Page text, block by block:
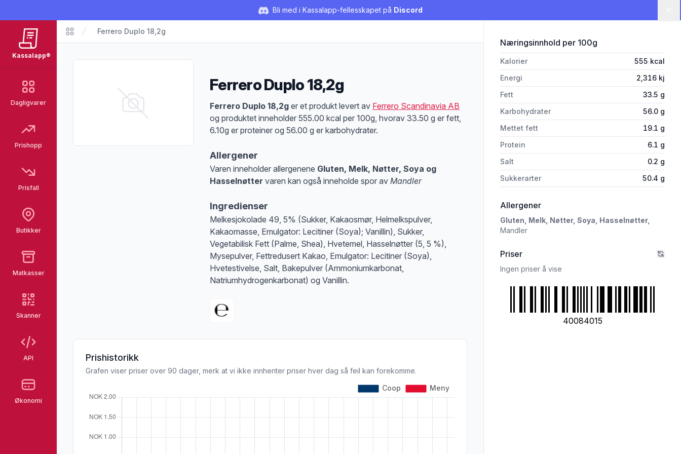
Bli med i Kassalapp-fellesskapet på Discord
Kassalapp®
Dagligvarer
Prishopp
Prisfall
Butikker
Matkasser
Skanner
API
Økonomi
Matvarer
Ferrero Duplo 18,2g
Ferrero Duplo 18,2g
Produktbeskrivelse
Ferrero Duplo 18,2g er et produkt levert av Ferrero Scandinavia AB
og produktet inneholder 555.00 kcal per 100g, hvorav 33.50 g er fett,
6.10g er proteiner og 56.00 g er karbohydrater.
Allergener
Varen inneholder allergenene Gluten, Melk, Nøtter, Soya og
Hasselnøtter varen kan også inneholde spor av Mandler
Ingredienser
Melkesjokolade 49, 5% (Sukker, Kakaosmør, Helmelkspulver,
Kakaomasse, Emulgator: Lecitiner (Soya); Vanillin), Sukker,
Vegetabilisk Fett (Palme, Shea), Hvetemel, Hasselnøtter (5, 5 %),
Mysepulver, Fettredusert Kakao, Emulgator: Lecitiner (Soya),
Hvetestivelse, Salt, Bakepulver (Ammoniumkarbonat,
Natriumhydrogenkarbonat) og Vanillin.
Prishistorikk
Grafen viser priser over 90 dager, merk at vi ikke innhenter priser hver dag så feil kan forekomme.
Næringsinnhold for 'Ferrero Duplo 18,2g'
per 100g
Kalorier 555 kcal
Energi
2,316 kj
Fett
33.5 g
Karbohydrater
56.0 g
Mettet fett
19.1 g
Protein
6.1 g
Salt
0.2 g
Sukkerarter
50.4 g
Allergeneri 'Ferrero Duplo 18,2g'
Gluten, Melk, Nøtter, Soya, Hasselnøtter,
Mandler
Priser
Ingen priser å vise
40084015